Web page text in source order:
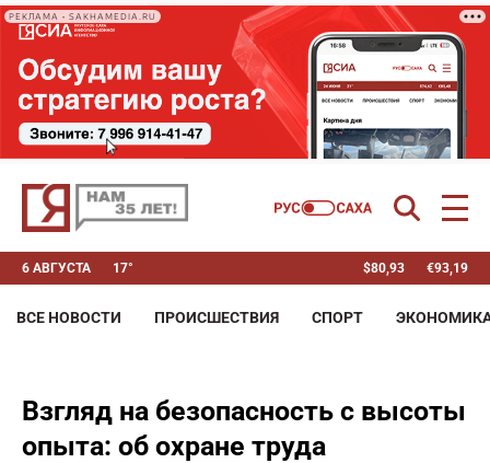
РЕКЛАМА • SAKHAMEDIA.RU
6 АВГУСТА 17° $80,93 €93,19
ВСЕ НОВОСТИ ПРОИСШЕСТВИЯ СПОРТ
Взгляд на безопасность с высоты
опыта: об охране труда